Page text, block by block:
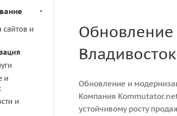
Обновление
Обновление и
Компания Kommutator.net
устойчивому росту
сайтов и
и
и